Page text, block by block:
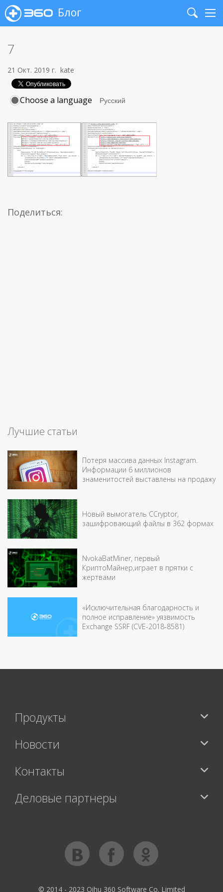
Блог
Search
7
21 Окт. 2019 г. kate
Choose a language
Поделиться:
Лучшие статьи
Потеря массива данных Instagram.
Информации 6 миллионов
знаменитостей выставлены на продажу
Новый вымогатель CCryptor,
зашифровающий файлы в 362 формах
NvokaBatMiner, первый
КриптоМайнер,играет в прятки с
жертвами
«Исключительная благодарность и
полное исправление» уязвимость
Exchange SSRF (CVE-2018-8581)
Продукты
Новости
Контакты
Деловые партнеры
© 2014 - 2023 Qihu 360 Software Co. Limited